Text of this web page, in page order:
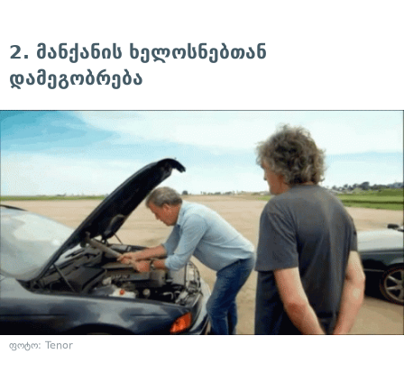
2. მანქანის ხელოსნებთან
დამეგობრება
ფოტო: Tenor